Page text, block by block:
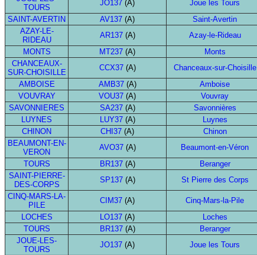
TOURS
JO137 (A) Joue les Tours
SAINT-AVERTIN AV137 (A) Saint-Avertin
AZAY-LE-
RIDEAU
AR137(A) Azay-le-Rideau
MONTS MT237 (A) Monts
CHANCEAUX-
SUR-CHOISILLE
CCX37(A) Chanceaux-sur-Choisille
AMBOISE AMB37(A) Amboise
VOUVRAY VOU37 (A) Vouvray
SAVONNIERES SA237(A) Savonnières
LUYNES LUY37(A) Luynes
CHINON CHI37 (A) Chinon
BEAUMONT-EN-
VERON
AVO37(A) Beaumont-en-Véron
TOURS BR137(A) Beranger
SAINT-PIERRE-
DES-CORPS
SP137(A) St Pierre des Corps
CINQ-MARS-LA-
PILE
CIM37 (A) Cinq-Mars-la-Pile
LOCHES LO137 (A) Loches
TOURS BR137(A) Beranger
JOUE-LES-
TOURS
JO137 (A) Joue les Tours